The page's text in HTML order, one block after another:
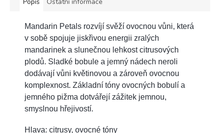
Mandarin Petals rozvíjí svěží ovocnou vůni, která
v sobě spojuje jiskřivou energii zralých
mandarinek a slunečnou lehkost citrusových
plodů. Sladké bobule a jemný nádech neroli
dodávají vůni květinovou a zároveň ovocnou
komplexnost. Základní tóny ovocných bobulí a
jemného pižma dotvářejí zážitek jemnou,
smyslnou hřejivostí.
Hlava: citrusy, ovocné tóny